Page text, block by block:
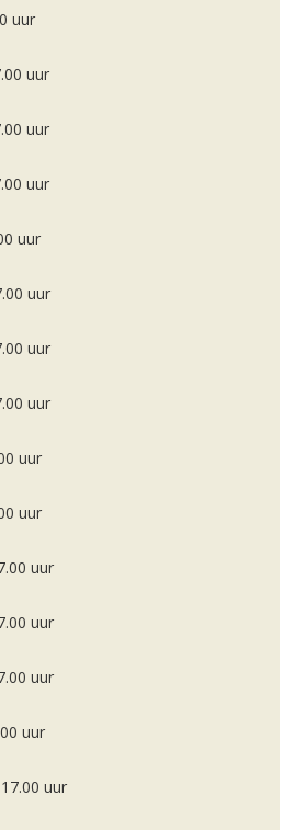
uur
uur
uur
uur
uur
uur
uur
uur
uur
uur
uur
uur
uur
uur
uur